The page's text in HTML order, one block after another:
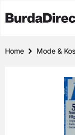
Home Mode &